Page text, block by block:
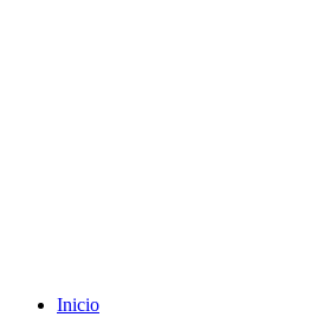
Inicio